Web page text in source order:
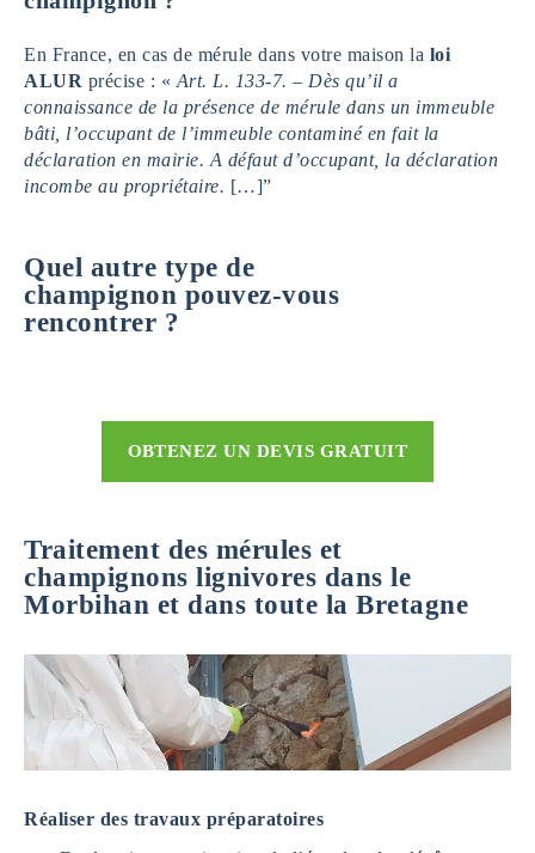
En France, en cas de mérule dans votre maison la loi
ALUR précise : « Art. L. 133-7. – Dès qu’il a
connaissance de la présence de mérule dans un immeuble
bâti, l’occupant de l’immeuble contaminé en fait la
déclaration en mairie. A défaut d’occupant, la déclaration
incombe au propriétaire. […]”
Quel autre type de
champignon pouvez-vous
rencontrer ?
OBTENEZ UN DEVIS GRATUIT
Traitement des mérules et
champignons lignivores dans le
Morbihan et dans toute la Bretagne
Réaliser des travaux préparatoires